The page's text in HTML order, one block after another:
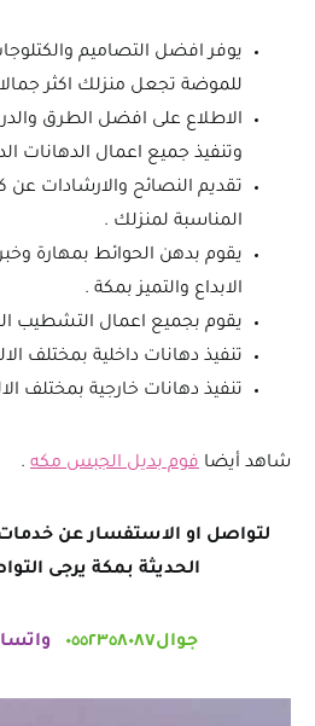
يوفر افضل التصاميم
للموضة تجعل منزلك اكثر
الاطلاع على افضل الطرق
وتنفيذ جميع اعمال الدهانات
تقديم النصائح والارشادات عن
المناسبة لمنزلك .
الابداع والتميز بمكة .
يقوم بجميع اعمال التشطيب
تنفيذ دهانات داخلية بمختلف
تنفيذ دهانات خارجية بمختلف
شاهد أيضا فوم بديل الجبس مكه .
لتواصل او الاستفسار عن خدمات
الحديثة بمكة يرجى
جوال٠٥٥٢٣٥٨٠٨٧